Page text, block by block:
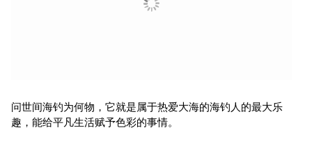
问世间海钓为何物，它就是属于热爱大海的海钓人的最大乐
趣，能给平凡生活赋予色彩的事情。